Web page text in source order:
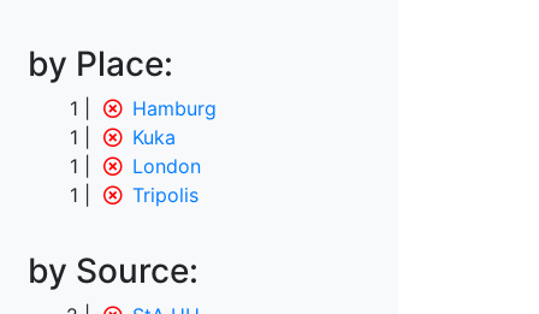
by Place:
1
Hamburg
1
Kuka
1
London
1
Tripolis
by Source: